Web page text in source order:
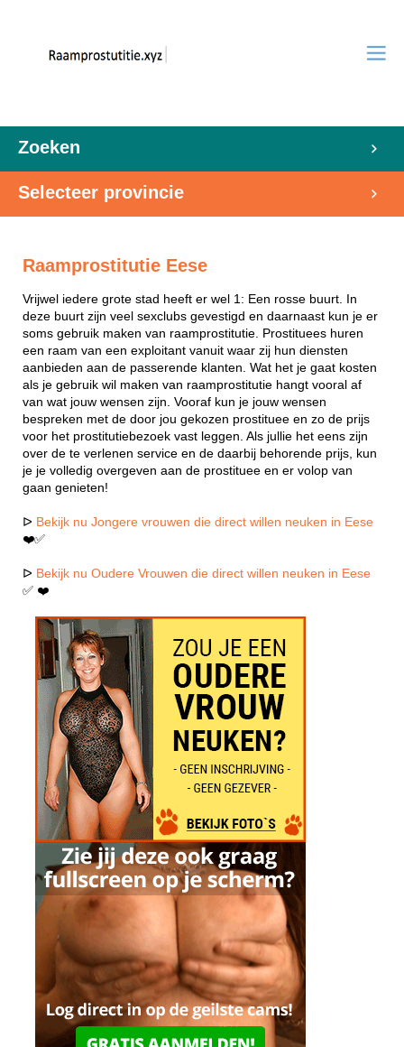
Zoeken
Selecteer provincie
Raamprostitutie Eese
Vrijwel iedere grote stad heeft er wel 1: Een rosse buurt. In
deze buurt zijn veel sexclubs gevestigd en daarnaast kun je er
soms gebruik maken van raamprostitutie. Prostituees huren
een raam van een exploitant vanuit waar zij hun diensten
aanbieden aan de passerende klanten. Wat het je gaat kosten
als je gebruik wil maken van raamprostitutie hangt vooral af
van wat jouw wensen zijn. Vooraf kun je jouw wensen
bespreken met de door jou gekozen prostituee en zo de prijs
voor het prostitutiebezoek vast leggen. Als jullie het eens zijn
over de te verlenen service en de daarbij behorende prijs, kun
je je volledig overgeven aan de prostituee en er volop van
gaan genieten!
ᐅ Bekijk nu Jongere vrouwen die direct willen neuken in Eese
❤️✅
ᐅ Bekijk nu Oudere Vrouwen die direct willen neuken in Eese
✅ ❤️